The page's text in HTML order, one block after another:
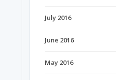
July 2016
June 2016
May 2016